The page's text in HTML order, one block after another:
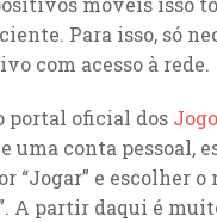
Para isso, só
com acesso à rede.
portal oficial dos
uma conta pessoal,
“Jogar” e escolher
A partir daqui é